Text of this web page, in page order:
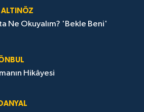
ALTINÖZ
Ne Okuyalım? 'Bekle Beni'
Hikâyesi